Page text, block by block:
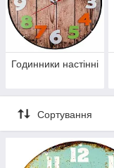
Годинники настінні
Сортування